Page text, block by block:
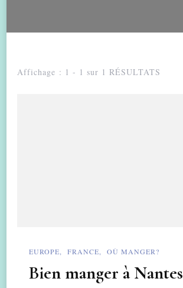
Affichage : 1 - 1 sur 1 RÉSULTATS
EUROPE FRANCE OÙ MANGER?
Bien manger à Nantes